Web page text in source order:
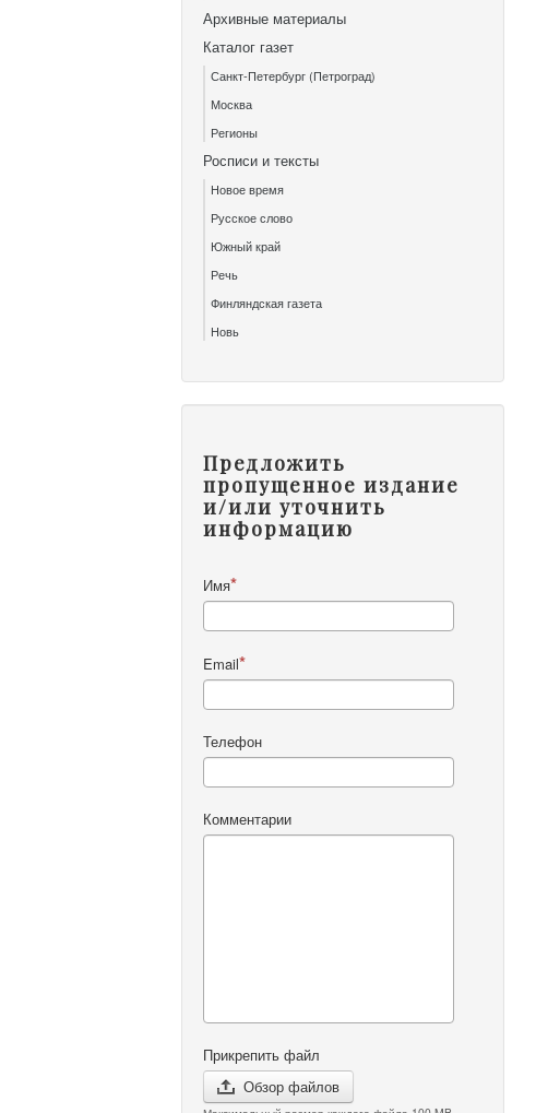
Архивные материалы
Каталог газет
Санкт-Петербург (Петроград)
Москва
Регионы
Росписи и тексты
Новое время
Русское слово
Южный край
Речь
Финляндская газета
Новь
Предложить
пропущенное издание
и/или уточнить
информацию
Имя
Email
Телефон
Комментарии
Прикрепить файл
Обзор файлов